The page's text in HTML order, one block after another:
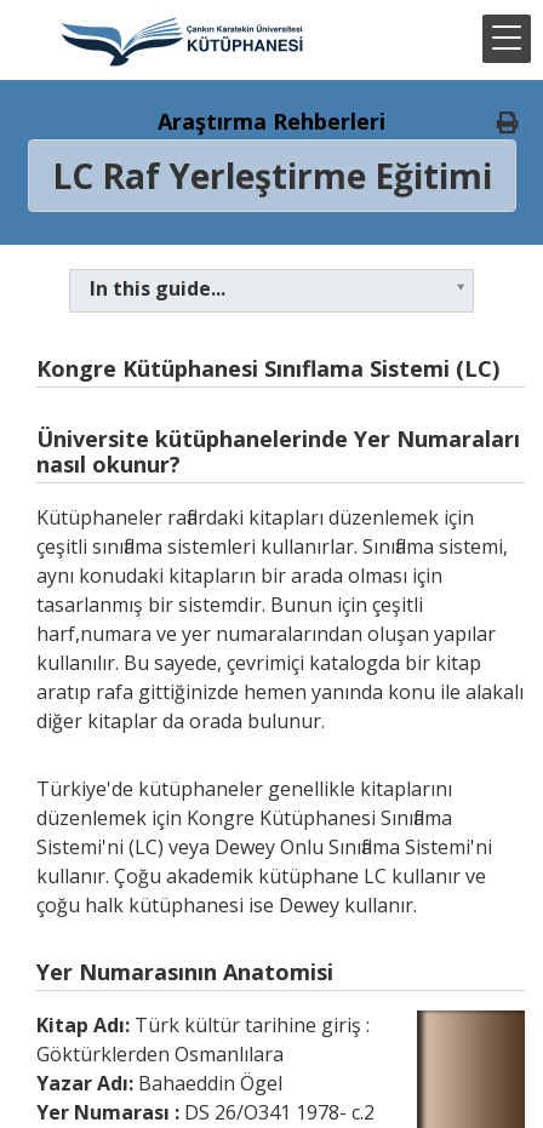
Araştırma Rehberleri
LC Raf Yerleştirme Eğitimi
In this guide...
Kongre Kütüphanesi Sınıflama Sistemi (LC)
Üniversite kütüphanelerinde Yer Numaraları
nasıl okunur?
Kütüphaneler raflardaki kitapları düzenlemek için
çeşitli sınıflama sistemleri kullanırlar. Sınıflama sistemi,
aynı konudaki kitapların bir arada olması için
tasarlanmış bir sistemdir. Bunun için çeşitli
harf,numara ve yer numaralarından oluşan yapılar
kullanılır. Bu sayede, çevrimiçi katalogda bir kitap
aratıp rafa gittiğinizde hemen yanında konu ile alakalı
diğer kitaplar da orada bulunur.
Türkiye'de kütüphaneler genellikle kitaplarını
düzenlemek için Kongre Kütüphanesi Sınıflama
Sistemi'ni (LC) veya Dewey Onlu Sınıflama Sistemi'ni
kullanır. Çoğu akademik kütüphane LC kullanır ve
çoğu halk kütüphanesi ise Dewey kullanır.
Yer Numarasının Anatomisi
Kitap Adı: Türk kültür tarihine giriş :
Göktürklerden Osmanlılara
Yazar Adı: Bahaeddin Ögel
Yer Numarası : DS 26/O341 1978- c.2